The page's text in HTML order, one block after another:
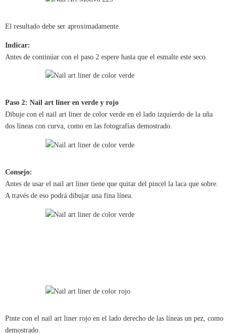
El resultado debe ser aproximadamente.
Indicar:
Antes de continúar con el paso 2 espere hasta que el esmalte este seco.
Paso 2: Nail art liner en verde y rojo
Dibuje con el nail art liner de color verde en el lado izquierdo de la uña
dos líneas con curva, como en las fotografías demostrado.
Consejo:
Antes de usar el nail art liner tiene que quitar del pincel la laca que sobre.
A través de eso podrá dibujar una fina línea.
Pinte con el nail art liner rojo en el lado derecho de las líneas un pez, como
demostrado.